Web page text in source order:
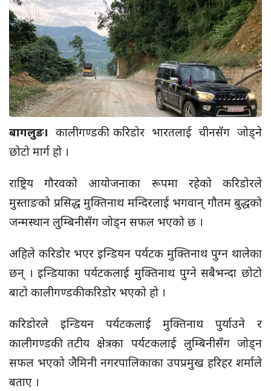
बागलुङ। कालीगण्डकी करिडोर भारतलाई चीनसँग जोड्ने
छोटो मार्ग हो ।
राष्ट्रिय गौरवको आयोजनाका रूपमा रहेको करिडोरले
मुस्ताङको प्रसिद्ध मुक्तिनाथ मन्दिरलाई भगवान् गौतम बुद्धको
जन्मस्थान लुम्बिनीसँग जोड्न सफल भएको छ ।
अहिले करिडोर भएर इन्डियन पर्यटक मुक्तिनाथ पुग्न थालेका
छन् । इन्डियाका पर्यटकलाई मुक्तिनाथ पुग्ने सबैभन्दा छोटो
बाटो कालीगण्डकी करिडोर भएको हो ।
करिडोरले इन्डियन पर्यटकलाई मुक्तिनाथ पुर्याउने र
कालीगण्डकी तटीय क्षेत्रका पर्यटकलाई लुम्बिनीसँग जोड्न
सफल भएको जैमिनी नगरपालिकाका उपप्रमुख हरिहर शर्माले
बताए ।